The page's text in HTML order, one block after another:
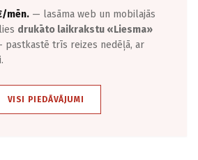
mēn. — lasāma web un mobilajās
drukāto laikrakstu «Liesma»
pastkastē trīs reizes nedēļā, ar
VISI PIEDĀVĀJUMI